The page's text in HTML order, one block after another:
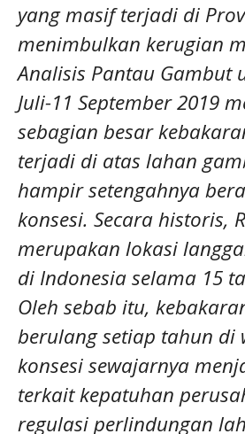
yang masif terjadi di
menimbulkan kerugian
Analisis Pantau Gambut
Juli-11 September 2019
sebagian besar
terjadi di atas lahan
hampir setengahnya
konsesi. Secara historis,
merupakan lokasi
di Indonesia selama 15
Oleh sebab itu,
berulang setiap tahun di
konsesi sewajarnya
terkait kepatuhan
regulasi perlindungan